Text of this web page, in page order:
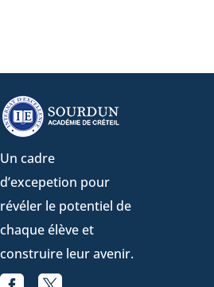
Un cadre
d’excepetion pour
révéler le potentiel de
chaque élève et
construire leur avenir.